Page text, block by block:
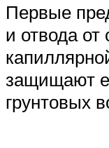
Первые
и отвода от
защищают
грунтовых